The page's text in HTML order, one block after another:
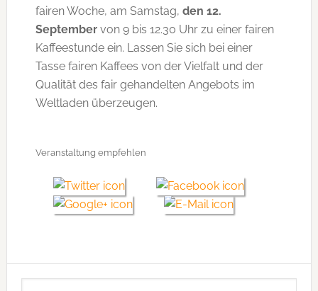
fairen Woche, am Samstag, den 12.
September von 9 bis 12.30 Uhr zu einer fairen
Kaffeestunde ein. Lassen Sie sich bei einer
Tasse fairen Kaffees von der Vielfalt und der
Qualität des fair gehandelten Angebots im
Weltladen überzeugen.
Veranstaltung empfehlen
Seitenspalte